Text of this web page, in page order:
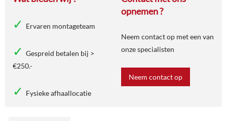
Ervaren montageteam
Gespreid betalen bij >
€250.-
Fysieke afhaallocatie
opnemen ?
Neem contact op met een van
onze specialisten
Neem contact op